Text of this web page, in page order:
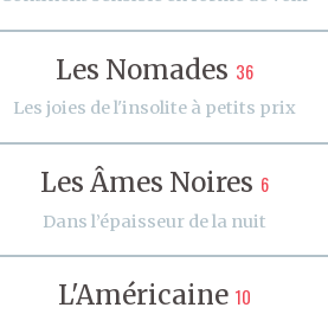
Les Nomades 36
Les joies de l'insolite à petits prix
Les Âmes Noires 6
Dans l’épaisseur de la nuit
L'Américaine 10